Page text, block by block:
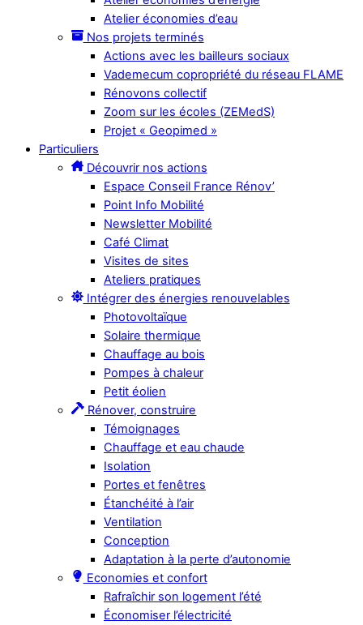
Atelier économies d’eau
Nos projets terminés
Actions avec les bailleurs sociaux
Vademecum copropriété du réseau FLAME
Rénovons collectif
Zoom sur les écoles (ZEMedS)
Projet « Geopimed »
Particuliers
Découvrir nos actions
Espace Conseil France Rénov’
Point Info Mobilité
Newsletter Mobilité
Café Climat
Visites de sites
Ateliers pratiques
Intégrer des énergies renouvelables
Photovoltaïque
Solaire thermique
Chauffage au bois
Pompes à chaleur
Petit éolien
Rénover, construire
Témoignages
Chauffage et eau chaude
Isolation
Portes et fenêtres
Étanchéité à l’air
Ventilation
Conception
Adaptation à la perte d’autonomie
Economies et confort
Rafraîchir son logement l’été
Économiser l’électricité